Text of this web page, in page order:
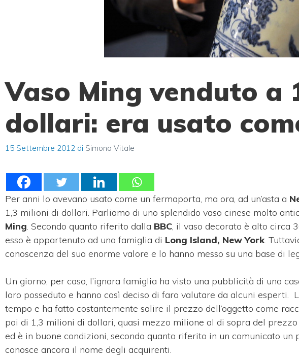
Vaso Ming venduto a
dollari: era usato
15 Settembre 2012 di Simona Vitale
Per anni lo avevano usato come un fermaporta, ma ora, ad un’asta a
1,3 milioni di dollari. Parliamo di uno splendido vaso cinese molto
Ming . Secondo quanto riferito dalla BBC , il vaso decorato è alto circa
esso è appartenuto ad una famiglia di Long Island, New York .
conoscenza del suo enorme valore e lo hanno messo su una base di
Un giorno, per caso, l’ignara famiglia ha visto una pubblicità di una
loro posseduto e hanno così deciso di faro valutare da alcuni esperti.
tempo e ha fatto costantemente salire il prezzo dell’oggetto come
poi di 1,3 milioni di dollari, quasi mezzo milione al di sopra del
ed è in buone condizioni, secondo quanto riferito in un comunicato un
conosce ancora il nome degli acquirenti.